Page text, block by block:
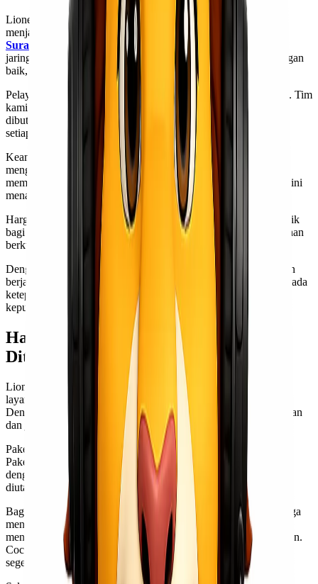
Lionel Express menawarkan berbagai keunggulan yang
menjadikannya pilihan utama untuk
ekspedisi cargo murah
Surabaya Samarinda
. Salah satu kelebihan utamanya adalah
jaringan distribusi yang luas. Dengan rute yang terintegrasi dengan
baik, pengiriman barang menjadi lebih cepat dan efisien.
Pelayanan pelanggan juga menjadi fokus utama Lionel Express. Tim
kami siap membantu kapan saja, memberikan informasi yang
dibutuhkan secara jelas dan tepat waktu. Ini memastikan bahwa
setiap pertanyaan atau masalah dapat segera ditangani.
Keamanan barang juga tidak kalah penting. Lionel Express
menggunakan sistem pelacakan modern, sehingga kamu bisa
memantau perjalanan paket dari awal hingga tiba di tujuan. Hal ini
menambah rasa tenang bagi para pelanggan.
Harga yang kompetitif membuat Lionel Express semakin menarik
bagi pengguna jasa ekspedisi ini. Kamu bisa mendapatkan layanan
berkualitas tanpa harus menguras kantong.
Dengan armada kendaraan yang terawat baik, proses pengiriman
berjalan lancar tanpa hambatan berarti. Ini sangat berpengaruh pada
ketepatan waktu sampai barang di tangan penerima, menjaga
kepuasan pelanggan tetap tinggi.
Harga dan Paket Layanan yang
Ditawarkan
Lionel Express menawarkan berbagai pilihan harga dan paket
layanan untuk memenuhi kebutuhan pengiriman barang kamu.
Dengan variasi yang fleksibel, kamu bisa memilih sesuai anggaran
dan jenis barang yang akan dikirim.
Paket reguler menjadi salah satu opsi favorit banyak pelanggan.
Paket ini cocok untuk pengiriman barang dalam jumlah sedang
dengan tarif yang terjangkau. Kecepatan pengiriman pun tetap
diutamakan, sehingga barang sampai tepat waktu.
Bagi kamu yang membutuhkan layanan kilat, Lionel Express juga
menyediakan paket express. Paket ini dirancang khusus untuk
mengirimkan barang secara cepat tanpa mengorbankan keamanan.
Cocok untuk dokumen penting atau barang berharga yang harus
segera tiba di tujuan.